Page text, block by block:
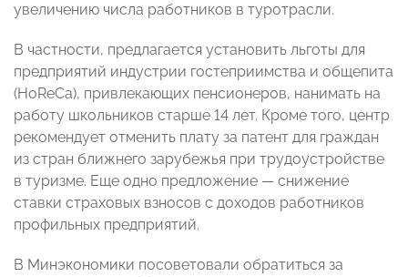
увеличению числа работников в туротрасли.
В частности, предлагается установить льготы для
предприятий индустрии гостеприимства и общепита
(HoReCa), привлекающих пенсионеров, нанимать на
работу школьников старше 14 лет. Кроме того, центр
рекомендует отменить плату за патент для граждан
из стран ближнего зарубежья при трудоустройстве
в туризме. Еще одно предложение — снижение
ставки страховых взносов с доходов работников
профильных предприятий.
В Минэкономики посоветовали обратиться за